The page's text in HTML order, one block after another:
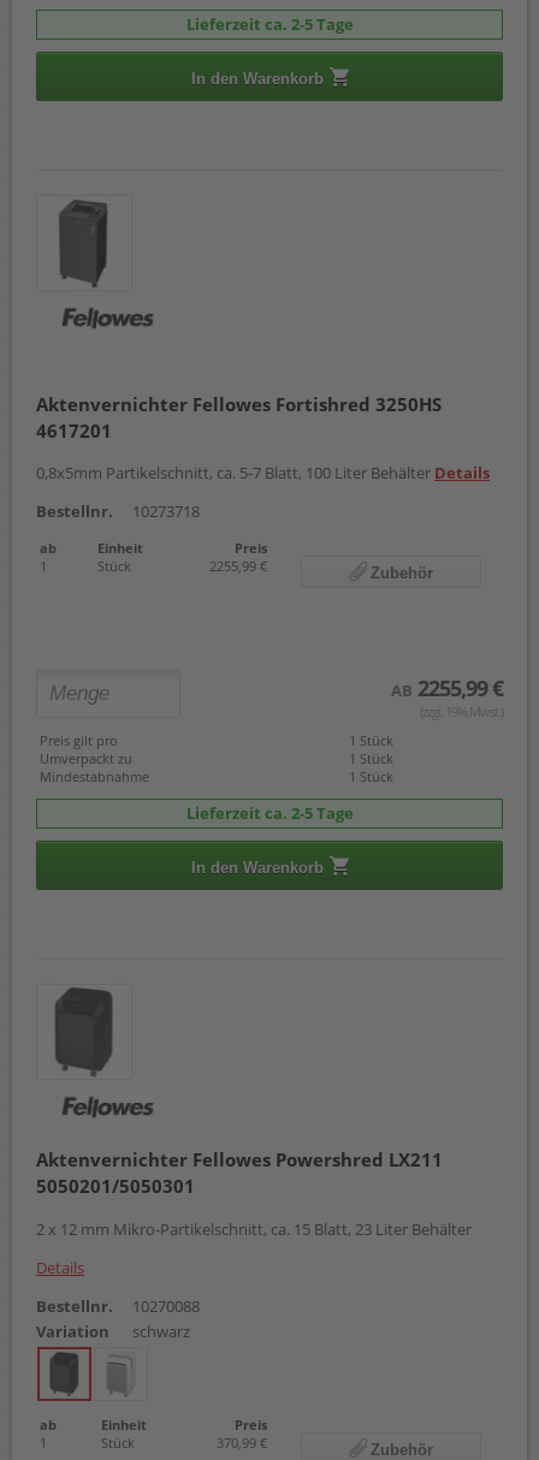
Lieferzeit ca. 2-5 Tage
In den Warenkorb
Aktenvernichter Fellowes Fortishred 3250HS
4617201
0,8x5mm Partikelschnitt, ca. 5-7 Blatt, 100 Liter Behälter Details
Bestellnr.
10273718
ab Einheit
Preis
1
Stück 2255,99 € Zubehör
AB 2255,99 €
(zzgl. 19% Mwst.)
Preis gilt pro
1 Stück
Umverpackt zu
1 Stück
Mindestabnahme
1 Stück
Lieferzeit ca. 2-5 Tage
In den Warenkorb
Aktenvernichter Fellowes Powershred LX211
5050201/5050301
2 x 12 mm Mikro-Partikelschnitt, ca. 15 Blatt, 23 Liter Behälter
Details
Bestellnr.
10270088
Variation
schwarz
ab Einheit
Preis
1
Stück 370,99 € Zubehör